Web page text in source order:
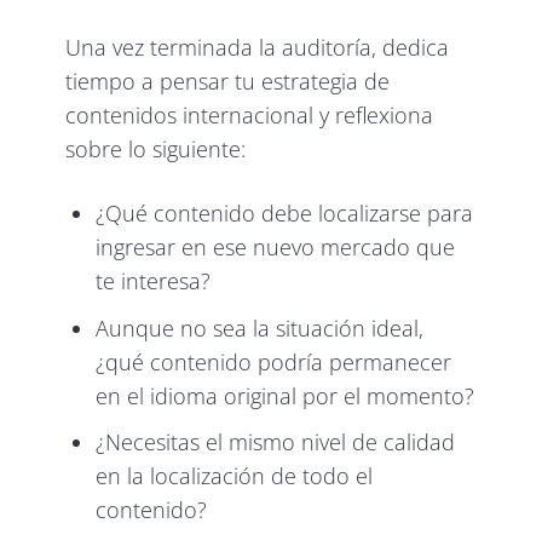
Una vez terminada la auditoría, dedica
tiempo a pensar tu estrategia de
contenidos internacional y reflexiona
sobre lo siguiente:
¿Qué contenido debe localizarse para
ingresar en ese nuevo mercado que
te interesa?
Aunque no sea la situación ideal,
¿qué contenido podría permanecer
en el idioma original por el momento?
¿Necesitas el mismo nivel de calidad
en la localización de todo el
contenido?